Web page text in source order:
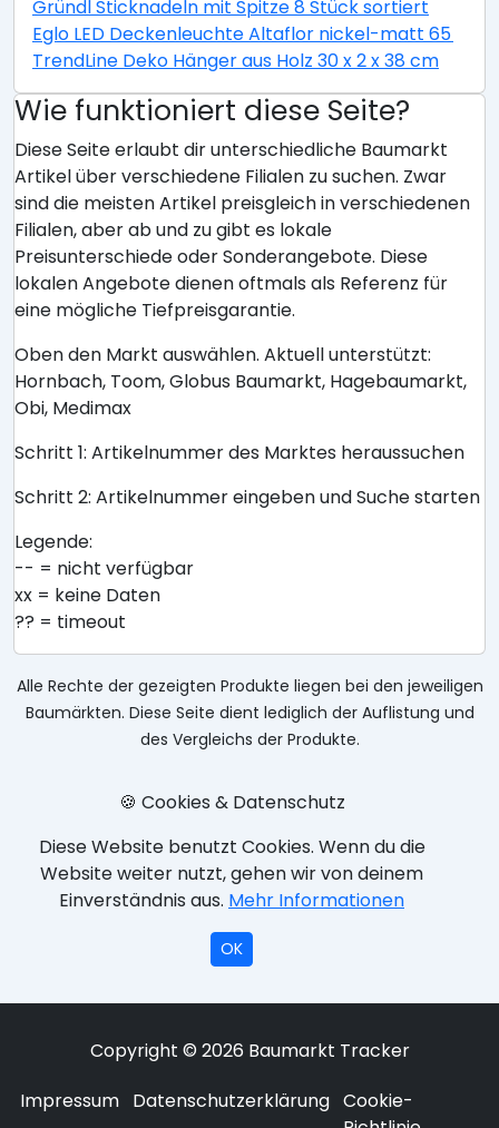
Gründl Sticknadeln mit Spitze 8 Stück sortiert
Eglo LED Deckenleuchte Altaflor nickel-matt 65 x
TrendLine Deko Hänger aus Holz 30 x 2 x 38 cm
Wie funktioniert diese Seite?
Diese Seite erlaubt dir unterschiedliche Baumarkt
Artikel über verschiedene Filialen zu suchen. Zwar
sind die meisten Artikel preisgleich in verschiedenen
Filialen, aber ab und zu gibt es lokale
Preisunterschiede oder Sonderangebote. Diese
lokalen Angebote dienen oftmals als Referenz für
eine mögliche Tiefpreisgarantie.
Oben den Markt auswählen. Aktuell unterstützt:
Hornbach, Toom, Globus Baumarkt, Hagebaumarkt,
Obi, Medimax
Schritt 1: Artikelnummer des Marktes heraussuchen
Schritt 2: Artikelnummer eingeben und Suche starten
Legende:
-- = nicht verfügbar
xx = keine Daten
?? = timeout
Alle Rechte der gezeigten Produkte liegen bei den jeweiligen
Baumärkten. Diese Seite dient lediglich der Auflistung und
des Vergleichs der Produkte.
🍪 Cookies & Datenschutz
Diese Website benutzt Cookies. Wenn du die
Website weiter nutzt, gehen wir von deinem
Einverständnis aus. Mehr Informationen
OK
Copyright © 2026 Baumarkt Tracker
Impressum Datenschutzerklärung Cookie-